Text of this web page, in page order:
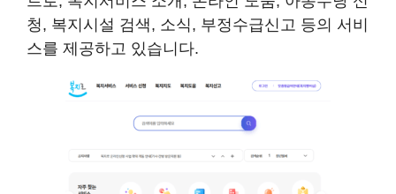
청, 복지시설 검색, 소식, 부정수급신고 등의 서비
스를 제공하고 있습니다.